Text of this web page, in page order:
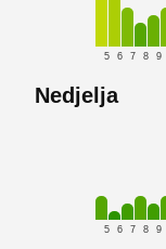
5 6 7 8 9
Nedjelja
5 6 7 8 9